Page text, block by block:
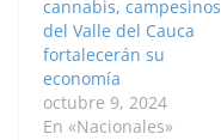
cannabis, campesinos
del Valle del Cauca
fortalecerán su
economía
octubre 9, 2024
En «Nacionales»